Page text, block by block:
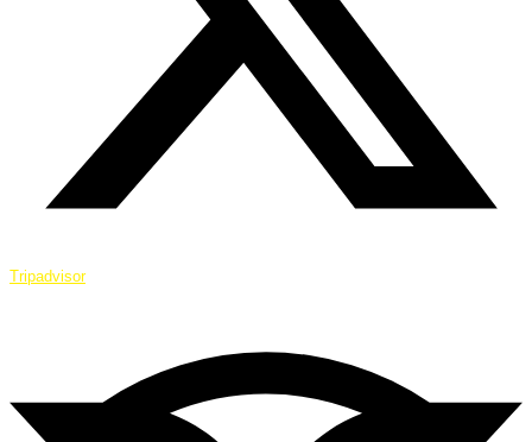
Tripadvisor